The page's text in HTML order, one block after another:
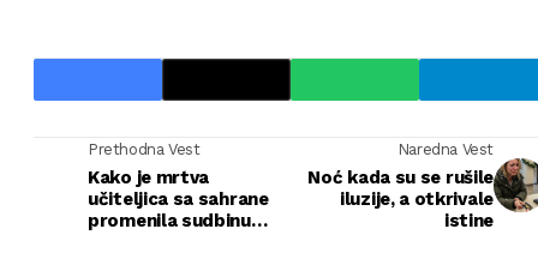
Prethodna Vest
Kako je mrtva
učiteljica sa sahrane
promenila sudbinu
Naredna Vest
Noć kada su se rušile
iluzije, a otkrivale
istine